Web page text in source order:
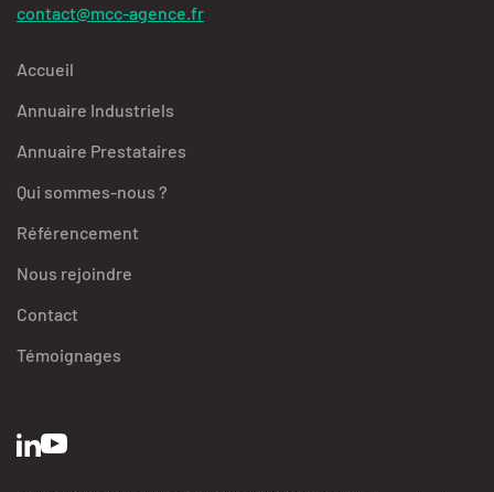
contact@mcc-agence.fr
Accueil
Annuaire Industriels
Annuaire Prestataires
Qui sommes-nous ?
Référencement
Nous rejoindre
Contact
Témoignages